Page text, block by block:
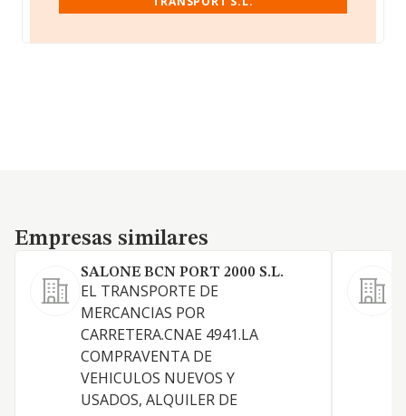
Empresas similares
Empresas similares
SALONE BCN PORT 2000 S.L.
EL TRANSPORTE DE
MERCANCIAS POR
CARRETERA.CNAE 4941.LA
COMPRAVENTA DE
VEHICULOS NUEVOS Y
USADOS, ALQUILER DE